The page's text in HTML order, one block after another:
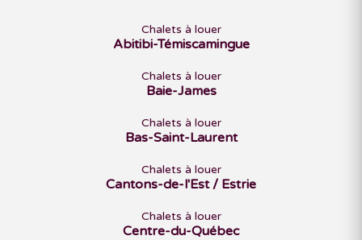
Chalets à louer
Abitibi-Témiscamingue
Chalets à louer
Baie-James
Chalets à louer
Bas-Saint-Laurent
Chalets à louer
Cantons-de-l'Est / Estrie
Chalets à louer
Centre-du-Québec